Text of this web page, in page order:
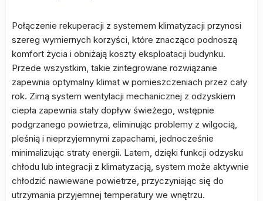
Połączenie rekuperacji z systemem klimatyzacji przynosi
szereg wymiernych korzyści, które znacząco podnoszą
komfort życia i obniżają koszty eksploatacji budynku.
Przede wszystkim, takie zintegrowane rozwiązanie
zapewnia optymalny klimat w pomieszczeniach przez cały
rok. Zimą system wentylacji mechanicznej z odzyskiem
ciepła zapewnia stały dopływ świeżego, wstępnie
podgrzanego powietrza, eliminując problemy z wilgocią,
pleśnią i nieprzyjemnymi zapachami, jednocześnie
minimalizując straty energii. Latem, dzięki funkcji odzysku
chłodu lub integracji z klimatyzacją, system może aktywnie
chłodzić nawiewane powietrze, przyczyniając się do
utrzymania przyjemnej temperatury we wnętrzu.